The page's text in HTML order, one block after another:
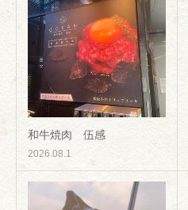
和牛焼肉 伍感
2026.08.1